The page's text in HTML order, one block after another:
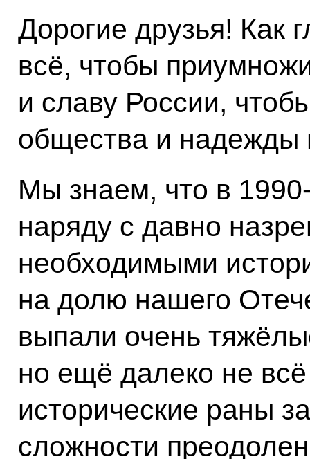
Дорогие друзья! Как
всё, чтобы
и славу России,
общества и надежды
Мы знаем, что в
наряду с давно
необходимыми
на долю нашего
выпали очень
но ещё далеко не
исторические раны
сложности